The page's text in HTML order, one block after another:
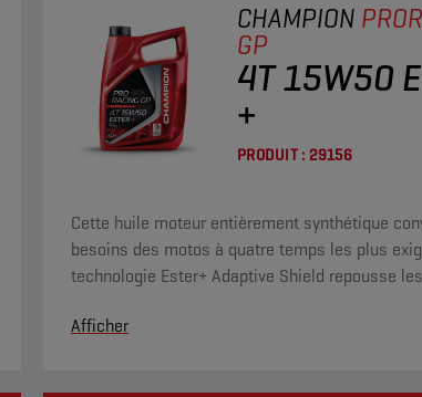
CHAMPION
GP
4T 15W50
+
PRODUIT : 29156
Cette huile moteur entièrement synthétique
besoins des motos à quatre temps les plus
technologie Ester+ Adaptive Shield repousse
Afficher